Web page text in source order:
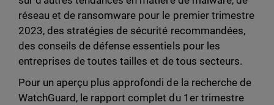
réseau et de ransomware pour le premier trimestre
2023, des stratégies de sécurité recommandées,
des conseils de défense essentiels pour les
entreprises de toutes tailles et de tous secteurs.
Pour un aperçu plus approfondi de la recherche de
WatchGuard, le rapport complet du 1er trimestre